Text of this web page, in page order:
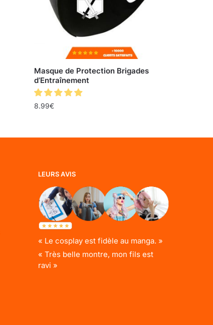
Masque de Protection Brigades
d’Entraînement
8.99€
LEURS AVIS
« Le cosplay est fidèle au manga. »
« Très belle montre, mon fils est
ravi »